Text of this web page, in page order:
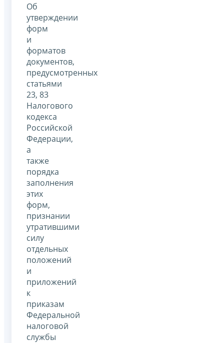
Об
утверждении
форм
и
форматов
документов,
предусмотренных
статьями
23, 83
Налогового
кодекса
Российской
Федерации,
а
также
порядка
заполнения
этих
форм,
признании
утратившими
силу
отдельных
положений
и
приложений
к
приказам
Федеральной
налоговой
службы